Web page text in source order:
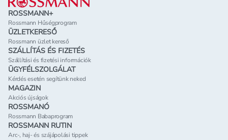
ROSSMANN+
Rossmann Hűségprogram
ÜZLETKERESŐ
Rossmann üzlet kereső
SZÁLLÍTÁS ÉS FIZETÉS
Szállítási és fizetési információk
ÜGYFÉLSZOLGÁLAT
Kérdés esetén segítünk neked
MAGAZIN
Akciós újságok
ROSSMANÓ
Rossmann Babaprogram
ROSSMANN RUTIN
Arc-, haj- és szájápolási tippek